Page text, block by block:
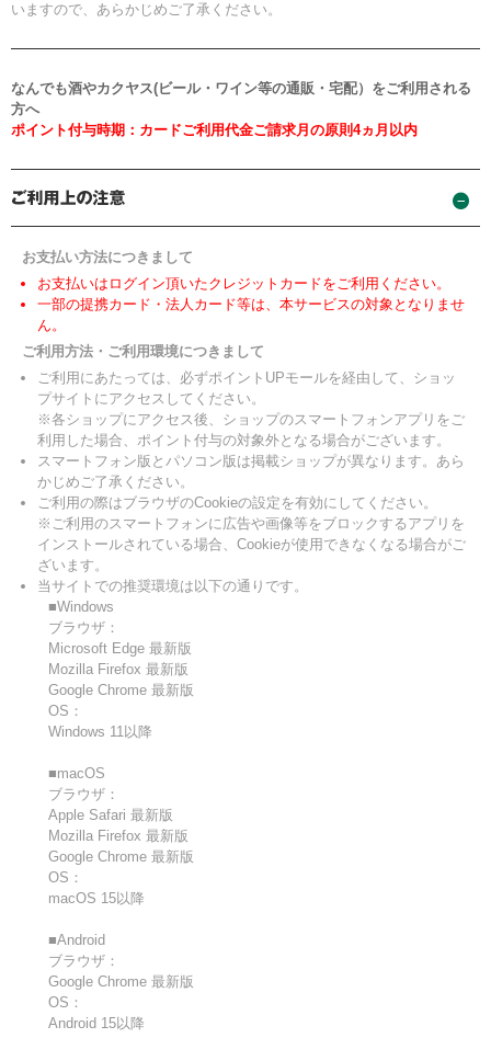
いますので、あらかじめご了承ください。
なんでも酒やカクヤス(ビール・ワイン等の通販・宅配）をご利用される
方へ
ポイント付与時期：カードご利用代金ご請求月の原則4ヵ月以内
お支払い方法につきまして
お支払いはログイン頂いたクレジットカードをご利用ください。
一部の提携カード・法人カード等は、本サービスの対象となりませ
ん。
ご利用方法・ご利用環境につきまして
ご利用にあたっては、必ずポイントUPモールを経由して、ショッ
プサイトにアクセスしてください。
※各ショップにアクセス後、ショップのスマートフォンアプリをご
利用した場合、ポイント付与の対象外となる場合がございます。
スマートフォン版とパソコン版は掲載ショップが異なります。あら
かじめご了承ください。
ご利用の際はブラウザのCookieの設定を有効にしてください。
※ご利用のスマートフォンに広告や画像等をブロックするアプリを
インストールされている場合、Cookieが使用できなくなる場合がご
ざいます。
当サイトでの推奨環境は以下の通りです。
■Windows
ブラウザ：
Microsoft Edge 最新版
Mozilla Firefox 最新版
Google Chrome 最新版
OS：
Windows 11以降
■macOS
ブラウザ：
Apple Safari 最新版
Mozilla Firefox 最新版
Google Chrome 最新版
OS：
macOS 15以降
■Android
ブラウザ：
Google Chrome 最新版
OS：
Android 15以降